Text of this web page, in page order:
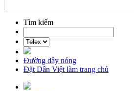
Tìm kiếm
Đường dây nóng
Đặt Dân Việt làm trang chủ